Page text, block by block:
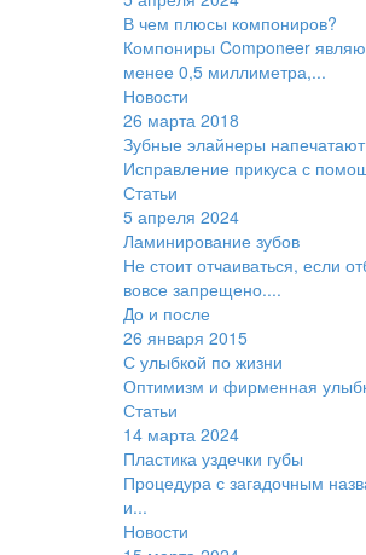
В чем плюсы компониров?
Компониры Componeer
менее 0,5 миллиметра,...
Новости
26 марта 2018
Зубные элайнеры
Исправление прикуса с
Статьи
5 апреля 2024
Ламинирование зубов
Не стоит отчаиваться, если
вовсе запрещено....
До и после
26 января 2015
С улыбкой по жизни
Оптимизм и фирменная
Статьи
14 марта 2024
Пластика уздечки губы
Процедура с загадочным
и...
Новости